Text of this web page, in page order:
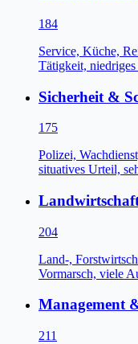
184
Service, Küche,
Tätigkeit,
Sicherheit &
175
Polizei,
situatives Urteil,
204
Land-,
Vormarsch, viele
Management
211